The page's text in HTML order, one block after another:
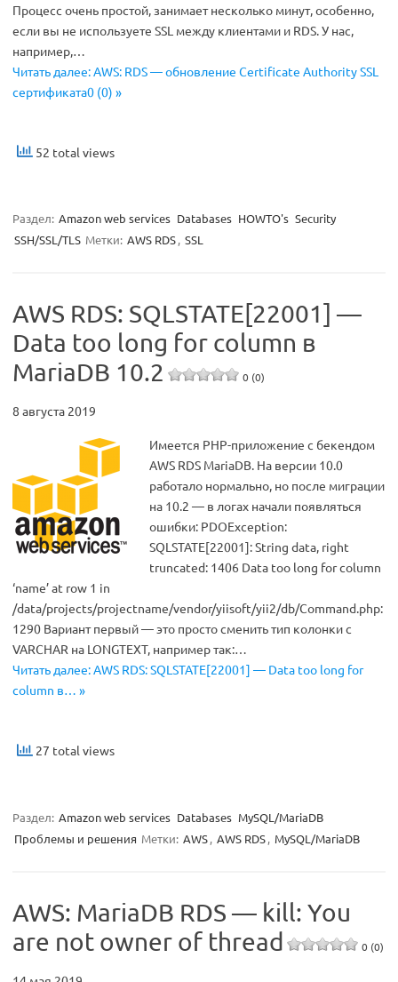
Процесс очень простой, занимает несколько минут, особенно,
если вы не используете SSL между клиентами и RDS. У нас,
например,…
Читать далее: AWS: RDS — обновление Certificate Authority SSL
сертификата0 (0) »
52 total views
Раздел: Amazon web services Databases HOWTO's Security
SSH/SSL/TLS Метки: AWS RDS, SSL
AWS RDS: SQLSTATE[22001] —
Data too long for column в
MariaDB 10.2
0 (0)
8 августа 2019
Имеется PHP-приложение с бекендом
AWS RDS MariaDB. На версии 10.0
работало нормально, но после миграции
на 10.2 — в логах начали появляться
ошибки: PDOException:
SQLSTATE[22001]: String data, right
truncated: 1406 Data too long for column
‘name’ at row 1 in
/data/projects/projectname/vendor/yiisoft/yii2/db/Command.php:
1290 Вариант первый — это просто сменить тип колонки с
VARCHAR на LONGTEXT, например так:…
Читать далее: AWS RDS: SQLSTATE[22001] — Data too long for
column в… »
27 total views
Раздел: Amazon web services Databases MySQL/MariaDB
Проблемы и решения Метки: AWS, AWS RDS, MySQL/MariaDB
AWS: MariaDB RDS — kill: You
are not owner of thread
0 (0)